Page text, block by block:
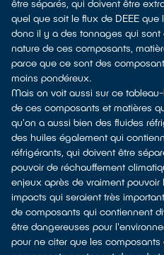
être séparés, qui doivent être
quel que soit le flux de DEEE
donc il y a des tonnages qui sont
nature de ces composants,
parce que ce sont des
moins pondéreux.
Mais on voit aussi sur ce
de ces composants et matières
qu'on a aussi bien des fluides
des huiles également qui
réfrigérants, qui doivent être
pouvoir de réchauffement
enjeux après de vraiment pouvoir
impacts qui seraient très
de composants qui contiennent
être dangereuses pour
pour ne citer que les